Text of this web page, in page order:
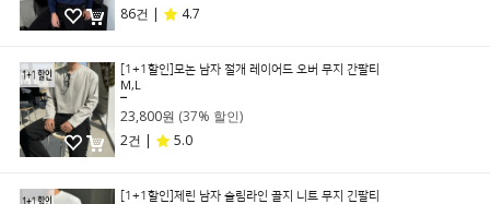
86건 |
4.7
[1+1할인]모논 남자 절개 레이어드 오버 무지 간팔티
M,L
23,800원 (37% 할인)
2건 |
5.0
[1+1할인]제린 남자 슬림라인 골지 니트 무지 긴팔티